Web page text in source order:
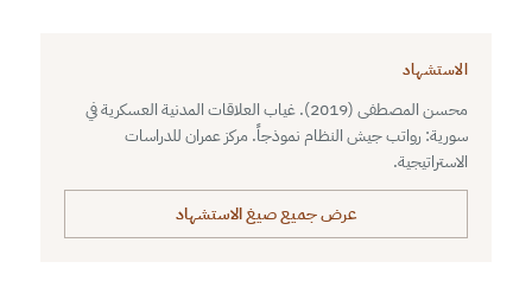
الاستشهاد
محسن المصطفى (2019). غياب العلاقات المدنية العسكرية في
سورية: رواتب جيش النظام نموذجاً. مركز عمران للدراسات
الاستراتيجية.
عرض جميع صيغ الاستشهاد